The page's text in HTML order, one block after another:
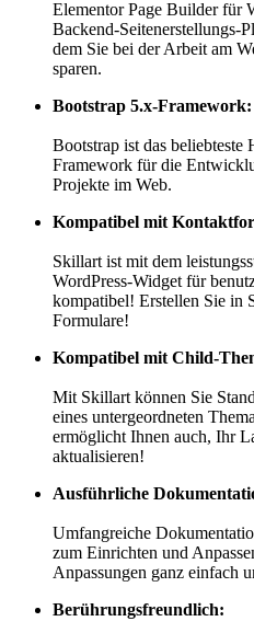
Elementor Page Builder für
Backend-Seitenerstellungs-
dem Sie bei der Arbeit am
sparen.
Bootstrap 5.x-Framework:
Bootstrap ist das
Framework für die
Projekte im Web.
Kompatibel mit
Skillart ist mit dem
WordPress-Widget für
kompatibel! Erstellen Sie in
Formulare!
Kompatibel mit Child-
Mit Skillart können Sie
eines untergeordneten
ermöglicht Ihnen auch, Ihr
aktualisieren!
Ausführliche
Umfangreiche
zum Einrichten und
Anpassungen ganz einfach
Berührungsfreundlich: